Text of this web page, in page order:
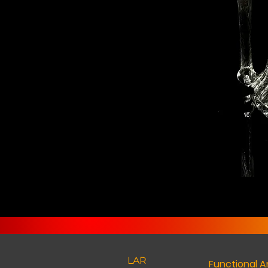
LAR Functional